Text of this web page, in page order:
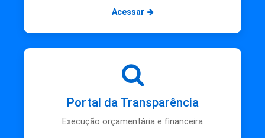
Acessar
Portal da Transparência
Execução orçamentária e financeira